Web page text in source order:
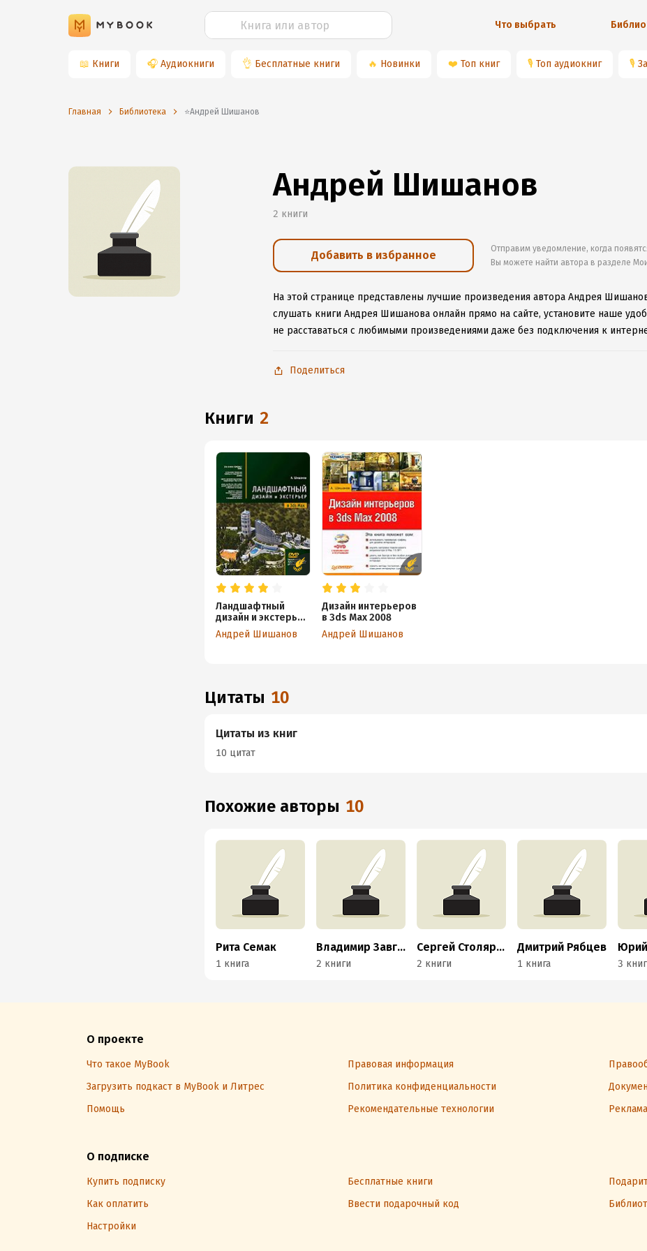
Что выбрать
📖 Книги 🎧 Аудиокниги 👌 Бесплатные книги 🔥 Новинки ❤️ Топ книг 🎙 Топ аудиокниг 🎙
Главная Библиотека ⭐️Андрей Шишанов
Андрей Шишанов
2 книги
Добавить в избранное
Отправим уведомление, когда
Вы можете найти автора в разделе
На этой странице представлены лучшие произведения автора Андрея
слушать книги Андрея Шишанова онлайн прямо на сайте, установите наше
не расставаться с любимыми произведениями даже без подключения к
Поделиться
книги 2
Ландшафтный
дизайн и экстерьер
в 3ds Max
Андрей Шишанов
Дизайн интерьеров
в 3ds Max 2008
Андрей Шишанов
Цитаты 10
Цитаты из книг
10 цитат
Похожие авторы 10
Рита Семак
1 книга
Владимир Завгородний
2 книги
Сергей Столяровский
2 книги
Дмитрий Рябцев
1 книга
Юрий
3
О проекте
Что такое MyBook Правовая информация
Загрузить подкаст в MyBook и Литрес
Политика конфиденциальности
Помощь
Рекомендательные технологии
О подписке
Купить подписку Бесплатные книги
Как оплатить
Ввести подарочный код
Настройки